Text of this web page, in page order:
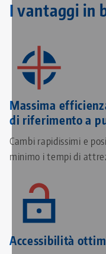
I vantaggi in
Massima
di riferimento a
Cambi rapidissimi e
minimo i tempi di
Accessibilità